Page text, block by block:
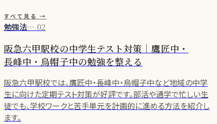
すべて見る →
勉強法— 02
阪急六甲駅校の中学生テスト対策｜鷹匠中・
長峰中・烏帽子中の勉強を整える
阪急六甲駅校では、鷹匠中・長峰中・烏帽子中など地域の中学
生に向けた定期テスト対策が好評です。部活や通学で忙しい生
徒でも、学校ワークと苦手単元を計画的に進める方法を紹介し
ます。